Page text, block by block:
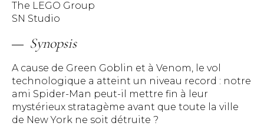
The LEGO Group
SN Studio
Synopsis
A cause de Green Goblin et à Venom, le vol
technologique a atteint un niveau record : notre
ami Spider-Man peut-il mettre fin à leur
mystérieux stratagème avant que toute la ville
de New York ne soit détruite ?